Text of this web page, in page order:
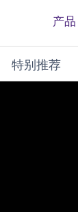
产品
特别推荐